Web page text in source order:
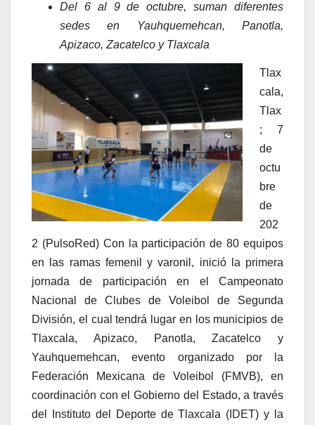
Del 6 al 9 de octubre, suman diferentes
sedes en Yauhquemehcan, Panotla,
Apizaco, Zacatelco y Tlaxcala
Tlax
cala,
Tlax
; 7
de
octu
bre
de
202
2 (PulsoRed) Con la participación de 80 equipos
en las ramas femenil y varonil, inició la primera
jornada de participación en el Campeonato
Nacional de Clubes de Voleibol de Segunda
División, el cual tendrá lugar en los municipios de
Tlaxcala, Apizaco, Panotla, Zacatelco y
Yauhquemehcan, evento organizado por la
Federación Mexicana de Voleibol (FMVB), en
coordinación con el Gobierno del Estado, a través
del Instituto del Deporte de Tlaxcala (IDET) y la